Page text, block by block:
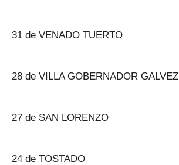
31 de VENADO TUERTO
28 de VILLA GOBERNADOR GALVEZ
27 de SAN LORENZO
24 de TOSTADO